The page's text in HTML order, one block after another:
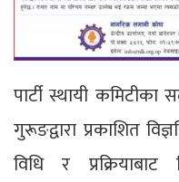
पार्टी स्थायी
गुरूङद्वारा प्रकाशित
विधि र